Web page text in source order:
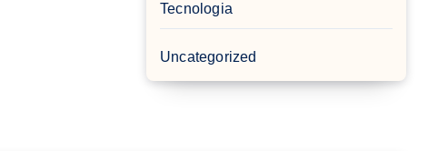
Tecnologia
Uncategorized